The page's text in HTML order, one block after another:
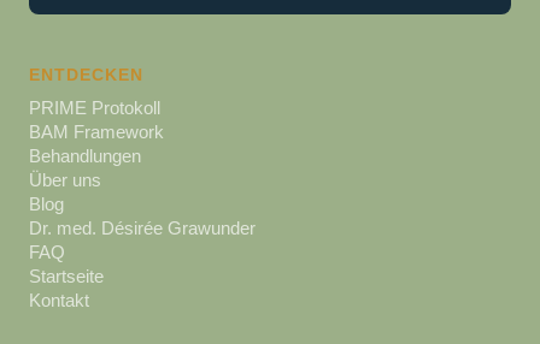
ENTDECKEN
PRIME Protokoll
BAM Framework
Behandlungen
Über uns
Blog
Dr. med. Désirée Grawunder
FAQ
Startseite
Kontakt